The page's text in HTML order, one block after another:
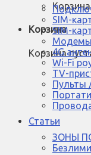
Корзина
Корзина
SIM-
SIM-
Модемы
4G
Wi-Fi
TV-
Пульты
Статьи
ЗОНЫ